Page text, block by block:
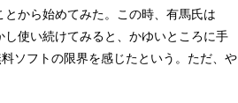
から始めてみた。この時、有馬氏は
し使い続けてみると、かゆいところに手
ソフトの限界を感じたという。ただ、や